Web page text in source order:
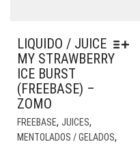
LIQUIDO / JUICE
MY STRAWBERRY
ICE BURST
(FREEBASE) –
ZOMO
FREEBASE, JUICES,
MENTOLADOS / GELADOS,